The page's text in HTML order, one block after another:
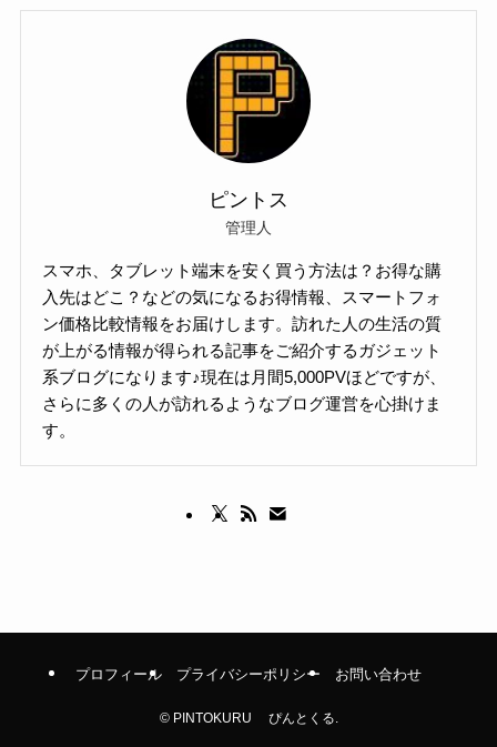
ピントス
管理人
スマホ、タブレット端末を安く買う方法は？お得な購
入先はどこ？などの気になるお得情報、スマートフォ
ン価格比較情報をお届けします。訪れた人の生活の質
が上がる情報が得られる記事をご紹介するガジェット
系ブログになります♪現在は月間5,000PVほどですが、
さらに多くの人が訪れるようなブログ運営を心掛けま
す。
プロフィール プライバシーポリシー お問い合わせ
©PINTOKURU ぴんとくる.